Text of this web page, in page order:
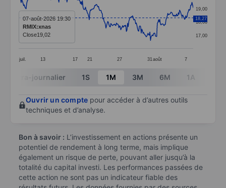
Line chart with 283 data points.
The chart has 1 X axis displaying categories.
The chart has 1 Y axis displaying values. Data
juil. 13 17 21 27 31 août 7
17,00
18,00
19,00
18,27
07-août-2026 19:30
RMIX:xnas
Close19,02
End of interactive chart.
Intra-journalier 1S 1M 3M 6M 1A
Ouvrir un compte pour accéder à d’autres outils
techniques et d’analyse.
Bon à savoir : L’investissement en actions présente un
potentiel de rendement à long terme, mais implique
également un risque de perte, pouvant aller jusqu’à la
totalité du capital investi. Les performances passées de
cette action ne sont pas un indicateur fiable des